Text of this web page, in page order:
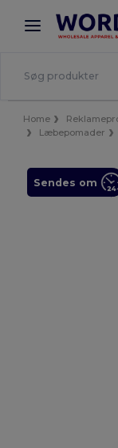
× Bedre
Home
Læbepomader
Sendes om